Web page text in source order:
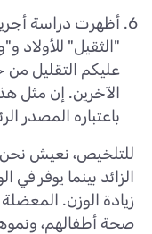
أظهرت دراسة
"الثقيل" للأولاد
عليكم التقليل
الآخرين. إن مثل
باعتباره المصدر
للتلخيص، نعيش نحن
الزائد بينما يوفر
زيادة الوزن.
صحة أطفالهم،